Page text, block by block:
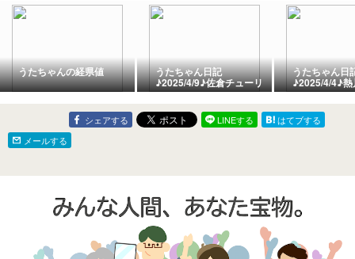
うたちゃんの経県値 うたちゃん日記
♪2025/4/9♪佐倉チューリ
ップフェスタ2025
うたちゃん日
♪2025/4/4♪熱
ニ園で爬虫類
い
シェアする LINEする
はてブする
メールする